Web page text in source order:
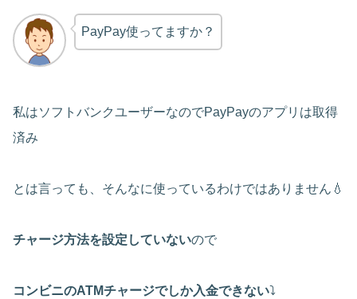
PayPay使ってますか？
私はソフトバンクユーザーなのでPayPayのアプリは取得
済み
とは言っても、そんなに使っているわけではありません💧
チャージ方法を設定していないので
コンビニのATMチャージでしか入金できない⤵